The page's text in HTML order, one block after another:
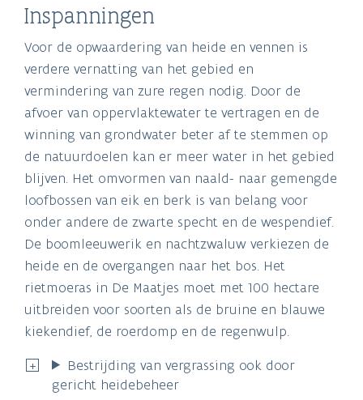
Inspanningen
Voor de opwaardering van heide en vennen is
verdere vernatting van het gebied en
vermindering van zure regen nodig. Door de
afvoer van oppervlaktewater te vertragen en de
winning van grondwater beter af te stemmen op
de natuurdoelen kan er meer water in het gebied
blijven. Het omvormen van naald- naar gemengde
loofbossen van eik en berk is van belang voor
onder andere de zwarte specht en de wespendief.
De boomleeuwerik en nachtzwaluw verkiezen de
heide en de overgangen naar het bos. Het
rietmoeras in De Maatjes moet met 100 hectare
uitbreiden voor soorten als de bruine en blauwe
kiekendief, de roerdomp en de regenwulp.
Bestrijding van vergrassing ook door
gericht heidebeheer